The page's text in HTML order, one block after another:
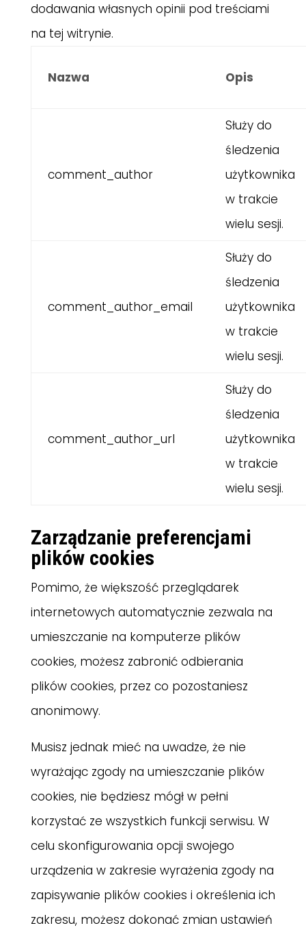
dodawania własnych opinii pod treściami
na tej witrynie.
Nazwa Opis
comment_author
Służy do
śledzenia
użytkownika
w trakcie
wielu sesji.
comment_author_email
Służy do
śledzenia
użytkownika
w trakcie
wielu sesji.
comment_author_url
Służy do
śledzenia
użytkownika
w trakcie
wielu sesji.
Zarządzanie preferencjami
plików cookies
Pomimo, że większość przeglądarek
internetowych automatycznie zezwala na
umieszczanie na komputerze plików
cookies, możesz zabronić odbierania
plików cookies, przez co pozostaniesz
anonimowy.
Musisz jednak mieć na uwadze, że nie
wyrażając zgody na umieszczanie plików
cookies, nie będziesz mógł w pełni
korzystać ze wszystkich funkcji serwisu. W
celu skonfigurowania opcji swojego
urządzenia w zakresie wyrażenia zgody na
zapisywanie plików cookies i określenia ich
zakresu, możesz dokonać zmian ustawień